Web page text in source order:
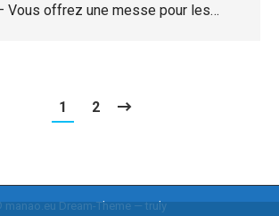
Vous offrez une messe pour les…
1 2
manao.eu Dream-Theme — truly